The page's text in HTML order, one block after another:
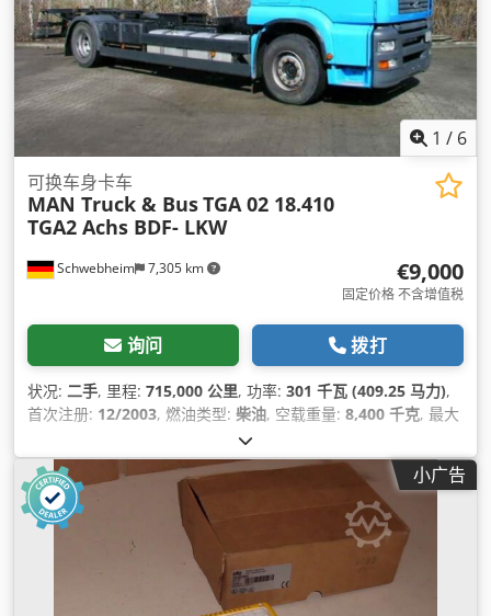
1 / 6
Schwebheim 7,305 km
可换车身卡车
MAN Truck & BusTGA 02 18.410
TGA2 Achs BDF- LKW
€9,000
固定价格 不含增值税
询问 拨打
状况: 二手, 里程: 715,000 公里, 功率: 301 千瓦 (409.25 马力),
首次注册: 12/2003, 燃油类型: 柴油, 空载重量: 8,400 千克, 最大
18,000 千克
料:生物柴油, 颜色:其他, 驾驶室:其他, 齿轮类型:机械的, 排放
等级:无, 悬挂系统: 空气, 设备:
低噪音, 压缩空气制动器, 定速巡
航, 差速锁, 拖车连接装置, 防抱死制动系统 (ABS),
小广告